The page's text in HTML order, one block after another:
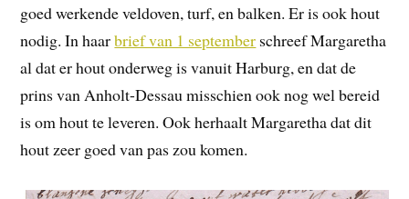
goed werkende veldoven, turf, en balken. Er is ook hout
nodig. In haarbrief van 1 september schreef Margaretha
al dat er hout onderweg is vanuit Harburg, en dat de
prins van Anholt-Dessau misschien ook nog wel bereid
is om hout te leveren. Ook herhaalt Margaretha dat dit
hout zeer goed van pas zou komen.